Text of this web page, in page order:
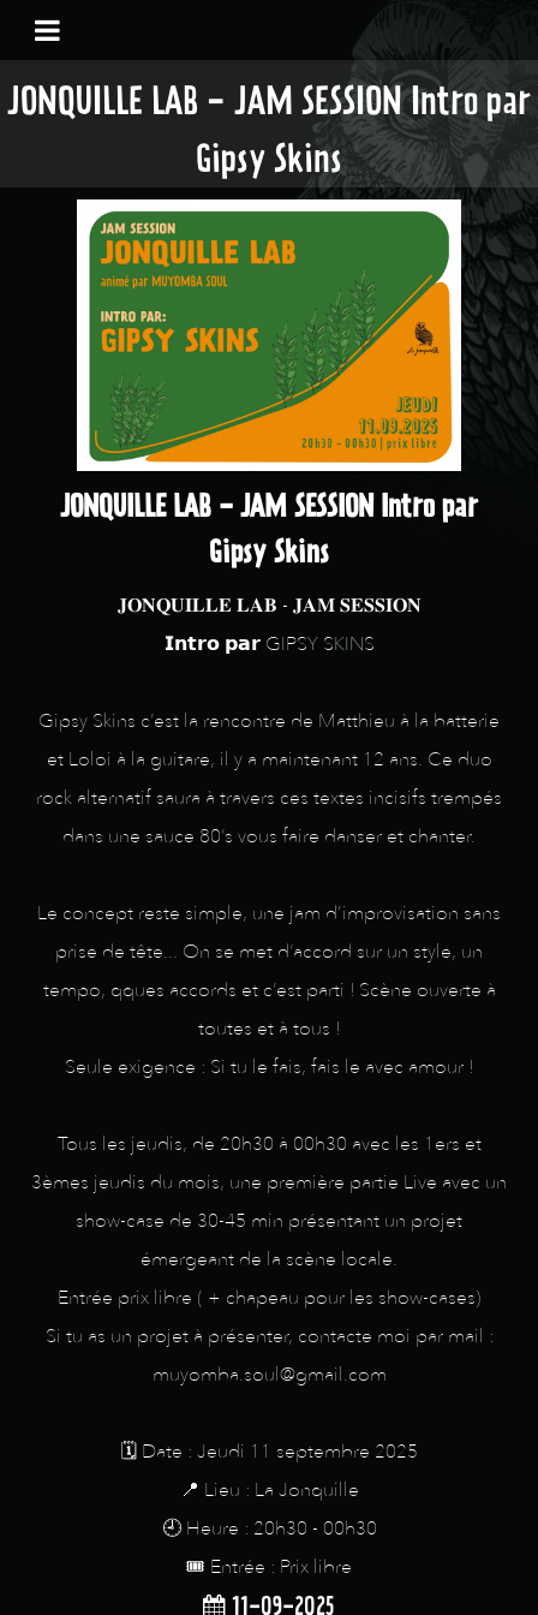
JONQUILLE LAB - JAM SESSION Intro par
Gipsy Skins
JONQUILLE LAB - JAM SESSION Intro par
Gipsy Skins
𝐉𝐎𝐍𝐐𝐔𝐈𝐋𝐋𝐄 𝐋𝐀𝐁 - 𝐉𝐀𝐌 𝐒𝐄𝐒𝐒𝐈𝐎𝐍
𝗜𝗻𝘁𝗿𝗼 𝗽𝗮𝗿 GIPSY SKINS
Gipsy Skins c’est la rencontre de Matthieu à la batterie
et Loloi à la guitare, il y a maintenant 12 ans. Ce duo
rock alternatif saura à travers ces textes incisifs trempés
dans une sauce 80’s vous faire danser et chanter.
Le concept reste simple, une jam d’improvisation sans
prise de tête... On se met d’accord sur un style, un
tempo, qques accords et c’est parti ! Scène ouverte à
toutes et à tous !
Seule exigence : Si tu le fais, fais le avec amour !
Tous les jeudis, de 20h30 à 00h30 avec les 1ers et
3èmes jeudis du mois, une première partie Live avec un
show-case de 30-45 min présentant un projet
émergeant de la scène locale.
Entrée prix libre ( + chapeau pour les show-cases)
Si tu as un projet à présenter, contacte moi par mail :
muyomba.soul@gmail.com
🗓️ Date : Jeudi 11 septembre 2025
📍 Lieu : La Jonquille
🕘 Heure : 20h30 - 00h30
🎟️ Entrée : Prix libre
11-09-2025